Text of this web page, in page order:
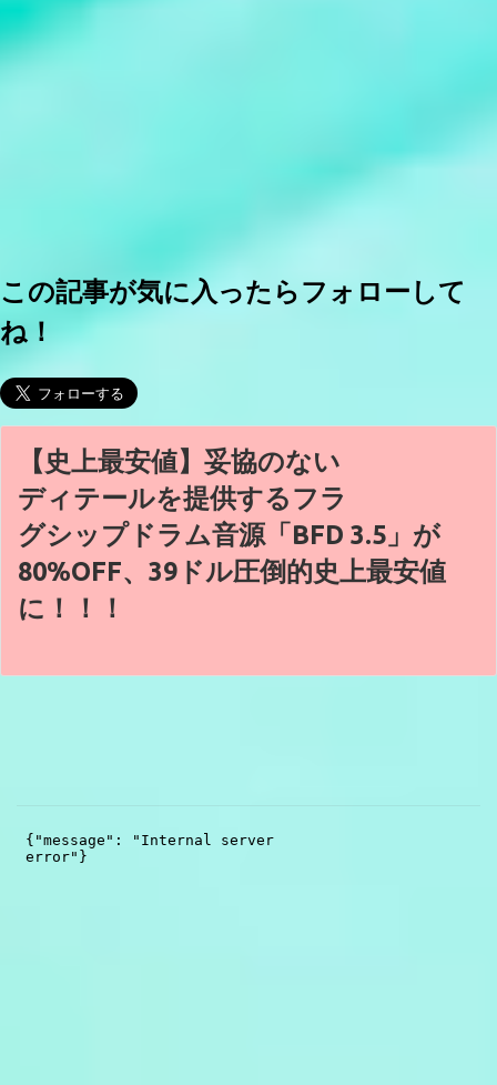
この記事が気に入ったらフォローして
ね！
【史上最安値】妥協のない
ディテールを提供するフラ
グシップドラム音源「BFD 3.5」が
80%OFF、39ドル圧倒的史上最安値
に！！！